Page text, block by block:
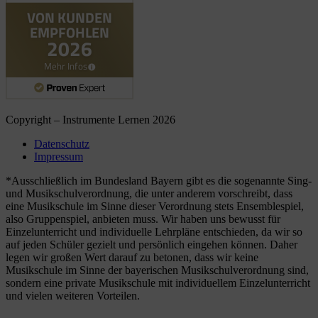
Copyright – Instrumente Lernen 2026
Datenschutz
Impressum
*Ausschließlich im Bundesland Bayern gibt es die sogenannte Sing-
und Musikschulverordnung, die unter anderem vorschreibt, dass
eine Musikschule im Sinne dieser Verordnung stets Ensemblespiel,
also Gruppenspiel, anbieten muss. Wir haben uns bewusst für
Einzelunterricht und individuelle Lehrpläne entschieden, da wir so
auf jeden Schüler gezielt und persönlich eingehen können. Daher
legen wir großen Wert darauf zu betonen, dass wir keine
Musikschule im Sinne der bayerischen Musikschulverordnung sind,
sondern eine private Musikschule mit individuellem Einzelunterricht
und vielen weiteren Vorteilen.